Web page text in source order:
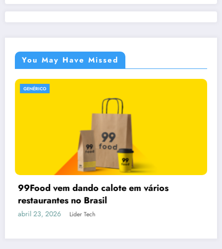
You May Have Missed
em vários